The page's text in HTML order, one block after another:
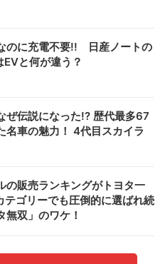
のに充電不要!! 日産ノートの
と何が違う？
ぜ伝説になった!? 歴代最多67
名車の魅力！ 4代目スカイラ
の販売ランキングがトヨタ一
ゴリーでも圧倒的に選ばれ続
無双」のワケ！